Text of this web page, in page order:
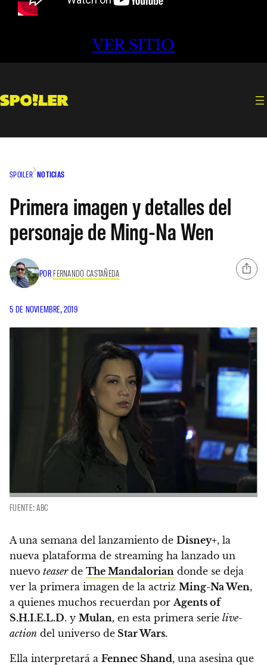
VER SITIO
SPOILER NOTICIAS
Primera imagen y detalles del
personaje de Ming-Na Wen
POR FERNANDO CASTAÑEDA
5 DE NOVIEMBRE, 2019
FUENTE: ABC
A una semana del lanzamiento de Disney+, la
nueva plataforma de streaming ha lanzado un
nuevo teaserde The Mandalorian donde se deja
ver la primera imagen de la actriz Ming-Na Wen,
a quienes muchos recuerdan por Agents of
S.H.I.E.L.D. y Mulan, en esta primera serie live-
action del universo de Star Wars.
Ella interpretará a Fennec Shand, una asesina que